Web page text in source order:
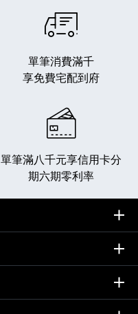
單筆消費滿千
享免費宅配到府
單筆滿八千元享信用卡分
期六期零利率